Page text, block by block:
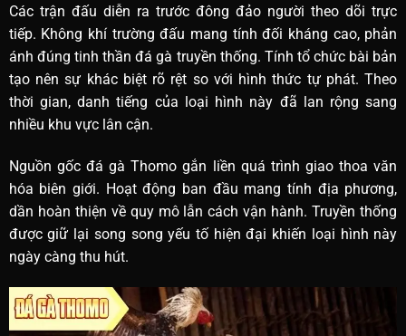
Các trận đấu diễn ra trước đông đảo người theo dõi trực
tiếp. Không khí trường đấu mang tính đối kháng cao, phản
ánh đúng tinh thần đá gà truyền thống. Tính tổ chức bài bản
tạo nên sự khác biệt rõ rệt so với hình thức tự phát. Theo
thời gian, danh tiếng của loại hình này đã lan rộng sang
nhiều khu vực lân cận.
Nguồn gốc đá gà Thomo gắn liền quá trình giao thoa văn
hóa biên giới. Hoạt động ban đầu mang tính địa phương,
dần hoàn thiện về quy mô lẫn cách vận hành. Truyền thống
được giữ lại song song yếu tố hiện đại khiến loại hình này
ngày càng thu hút.